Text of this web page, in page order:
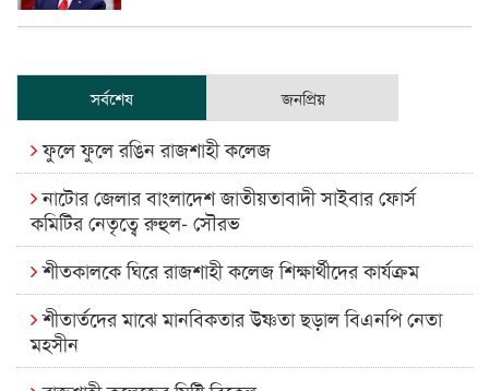
সর্বশেষ জনপ্রিয়
ফুলে ফুলে রঙিন রাজশাহী কলেজ
নাটোর জেলার বাংলাদেশ জাতীয়তাবাদী সাইবার ফোর্স
কমিটির নেতৃত্বে রুহুল- সৌরভ
শীতকালকে ঘিরে রাজশাহী কলেজ শিক্ষার্থীদের কার্যক্রম
শীতার্তদের মাঝে মানবিকতার উষ্ণতা ছড়াল বিএনপি নেতা
মহসীন